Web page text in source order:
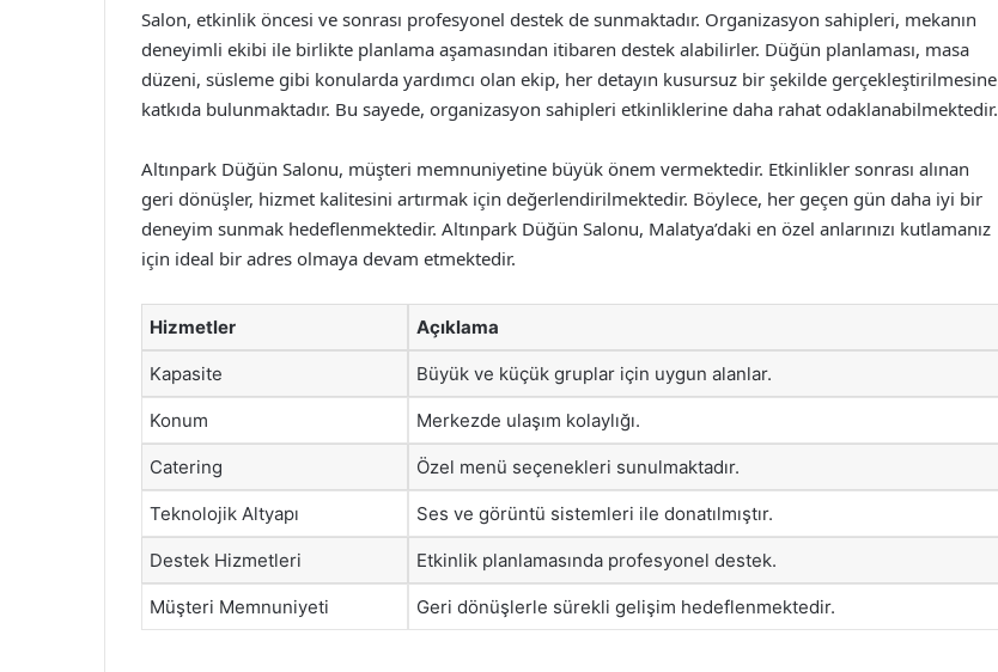
Salon, etkinlik öncesi ve sonrası profesyonel destek de sunmaktadır. Organizasyon sahipleri, mekanın
deneyimli ekibi ile birlikte planlama aşamasından itibaren destek alabilirler. Düğün planlaması, masa
düzeni, süsleme gibi konularda yardımcı olan ekip, her detayın kusursuz bir şekilde gerçekleştirilmesine
katkıda bulunmaktadır. Bu sayede, organizasyon sahipleri etkinliklerine daha rahat odaklanabilmektedir.
Altınpark Düğün Salonu, müşteri memnuniyetine büyük önem vermektedir. Etkinlikler sonrası alınan
geri dönüşler, hizmet kalitesini artırmak için değerlendirilmektedir. Böylece, her geçen gün daha iyi bir
deneyim sunmak hedeflenmektedir. Altınpark Düğün Salonu, Malatya’daki en özel anlarınızı kutlamanız
için ideal bir adres olmaya devam etmektedir.
Hizmetler Açıklama
Kapasite Büyük ve küçük gruplar için uygun alanlar.
Konum Merkezde ulaşım kolaylığı.
Catering Özel menü seçenekleri sunulmaktadır.
Teknolojik Altyapı Ses ve görüntü sistemleri ile donatılmıştır.
Destek Hizmetleri Etkinlik planlamasında profesyonel destek.
Müşteri Memnuniyeti Geri dönüşlerle sürekli gelişim hedeflenmektedir.